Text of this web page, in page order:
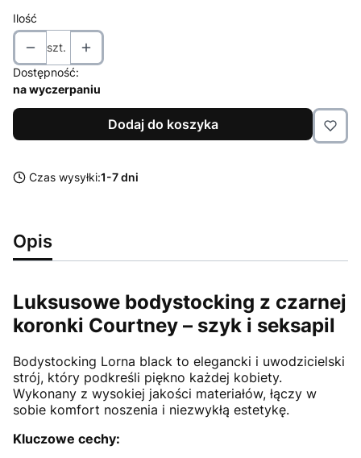
Ilość
szt.
Dostępność:
na wyczerpaniu
Dodaj do koszyka
Czas wysyłki:1-7 dni
Opis
Luksusowe bodystocking z czarnej
koronki Courtney – szyk i seksapil
Bodystocking Lorna black to elegancki i uwodzicielski
strój, który podkreśli piękno każdej kobiety.
Wykonany z wysokiej jakości materiałów, łączy w
sobie komfort noszenia i niezwykłą estetykę.
Kluczowe cechy: